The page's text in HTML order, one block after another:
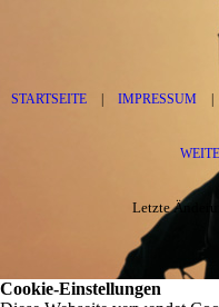
STARTSEITE IMPRESSUM
Letzte
Cookie-Einstellungen